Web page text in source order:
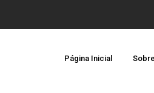
Página Inicial Sobre